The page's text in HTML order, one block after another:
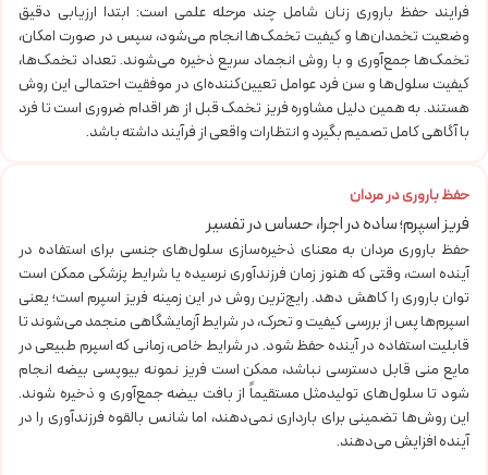
فرایند حفظ باروری زنان شامل چند مرحله علمی است: ابتدا ارزیابی دقیق
وضعیت تخمدان‌ها و کیفیت تخمک‌ها انجام می‌شود، سپس در صورت امکان،
تخمک‌ها جمع‌آوری و با روش انجماد سریع ذخیره می‌شوند. تعداد تخمک‌ها،
کیفیت سلول‌ها و سن فرد عوامل تعیین‌کننده‌ای در موفقیت احتمالی این روش
هستند. به همین دلیل مشاوره فریز تخمک قبل از هر اقدام ضروری است تا فرد
با آگاهی کامل تصمیم بگیرد و انتظارات واقعی از فرآیند داشته باشد.
حفظ باروری در مردان
فریز اسپرم؛ ساده در اجرا، حساس در تفسیر
حفظ باروری مردان به معنای ذخیره‌سازی سلول‌های جنسی برای استفاده در
آینده است، وقتی که هنوز زمان فرزندآوری نرسیده یا شرایط پزشکی ممکن است
توان باروری را کاهش دهد. رایج‌ترین روش در این زمینه فریز اسپرم است؛ یعنی
اسپرم‌ها پس از بررسی کیفیت و تحرک، در شرایط آزمایشگاهی منجمد می‌شوند تا
قابلیت استفاده در آینده حفظ شود. در شرایط خاص، زمانی که اسپرم طبیعی در
مایع منی قابل دسترسی نباشد، ممکن است فریز نمونه بیوپسی بیضه انجام
شود تا سلول‌های تولیدمثل مستقیماً از بافت بیضه جمع‌آوری و ذخیره شوند.
این روش‌ها تضمینی برای بارداری نمی‌دهند، اما شانس بالقوه فرزندآوری را در
آینده افزایش می‌دهند.